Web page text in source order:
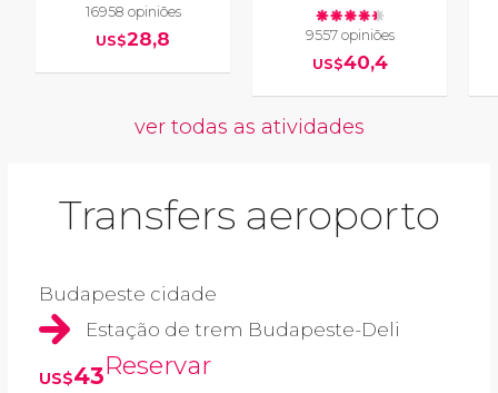
16958 opiniões
US$28,8
9557 opiniões
US$40,4
ver todas as atividades
Transfers aeroporto
Budapeste cidade
Estação de trem Budapeste-Deli
US$43Reservar